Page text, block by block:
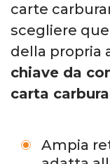
carte
scegliere
della propria
chiave da
carta
Ampia